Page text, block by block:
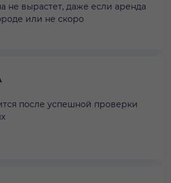
не вырастет, даже если аренда
или не скоро
после успешной проверки